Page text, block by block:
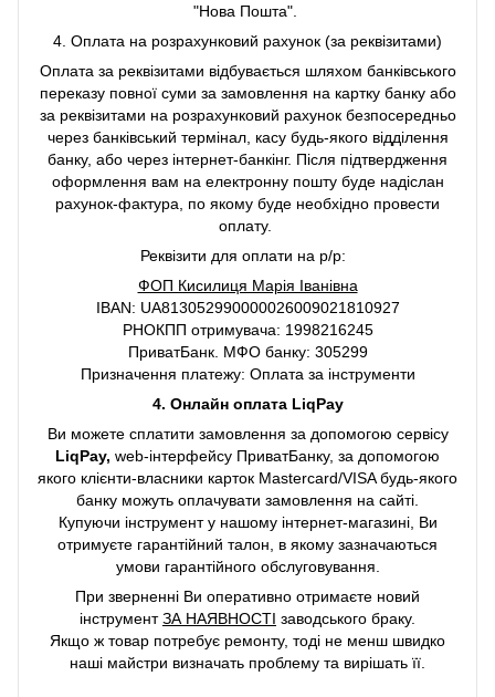
"Нова Пошта".
4. Оплата на розрахунковий рахунок (за реквізитами)
Оплата за реквізитами відбувається шляхом банківського
переказу повної суми за замовлення на картку банку або
за реквізитами на розрахунковий рахунок безпосередньо
через банківський термінал, касу будь-якого відділення
банку, або через інтернет-банкінг. Після підтвердження
оформлення вам на електронну пошту буде надіслан
рахунок-фактура, по якому буде необхідно провести
оплату.
Реквізити для оплати на р/р:
ФОП Кисилиця Марія Іванівна
IBAN: UA813052990000026009021810927
РНОКПП отримувача: 1998216245
ПриватБанк. МФО банку: 305299
Призначення платежу: Оплата за інструменти
4. Онлайн оплата LiqPay
Ви можете сплатити замовлення за допомогою сервісу
LiqPay, web-інтерфейсу ПриватБанку, за допомогою
якого клієнти-власники карток Mastercard/VISA будь-якого
банку можуть оплачувати замовлення на сайті.
Купуючи інструмент у нашому інтернет-магазині, Ви
отримуєте гарантійний талон, в якому зазначаються
умови гарантійного обслуговування.
При зверненні Ви оперативно отримаєте новий
інструментЗА НАЯВНОСТІ заводського браку.
Якщо ж товар потребує ремонту, тоді не менш швидко
наші майстри визначать проблему та вирішать її.